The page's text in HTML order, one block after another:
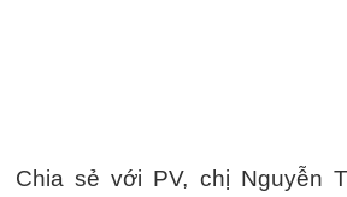
Chia sẻ với PV, chị Nguyễn